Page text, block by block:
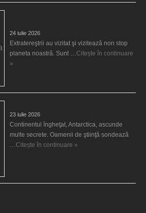
24 iulie 2026
Extratereştrii au vizitat şi vizitează non stop
planeta noastră. Sunt … Citește în continuare
»
23 iulie 2026
Continentul îngheţat, Antarctica, ascunde
multe secrete. Oamenii de ştiinţă sondează
Citește în continuare »